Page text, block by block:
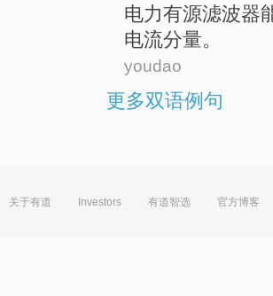
电力有源滤波器
电流分量。
youdao
更多双语例句
关于有道 Investors 有道智选 官方博客